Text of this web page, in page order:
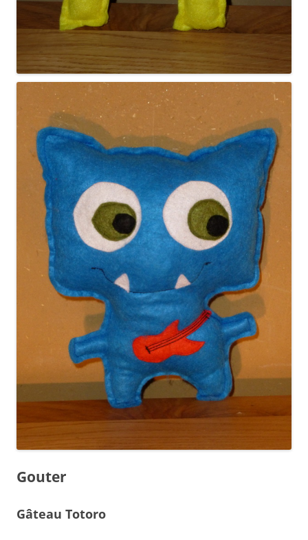
Gouter
Gâteau Totoro